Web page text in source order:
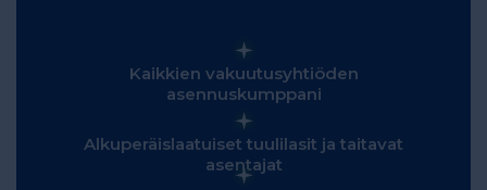
Kaikkien vakuutusyhtiöden
asennuskumppani
Alkuperäislaatuiset tuulilasit ja taitavat
asentajat